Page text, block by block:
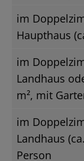
im
Haupthaus
im
Landhaus
m², mit
im
Landhaus
Person